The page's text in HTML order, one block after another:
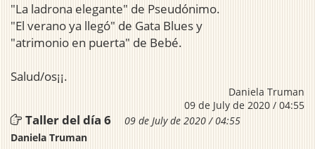
"La ladrona elegante" de Pseudónimo.
"El verano ya llegó" de Gata Blues y
"atrimonio en puerta" de Bebé.
Salud/os¡¡.
Daniela Truman
09 de July de 2020 / 04:55
Taller del día 6
09 de July de 2020 / 04:55
Daniela Truman